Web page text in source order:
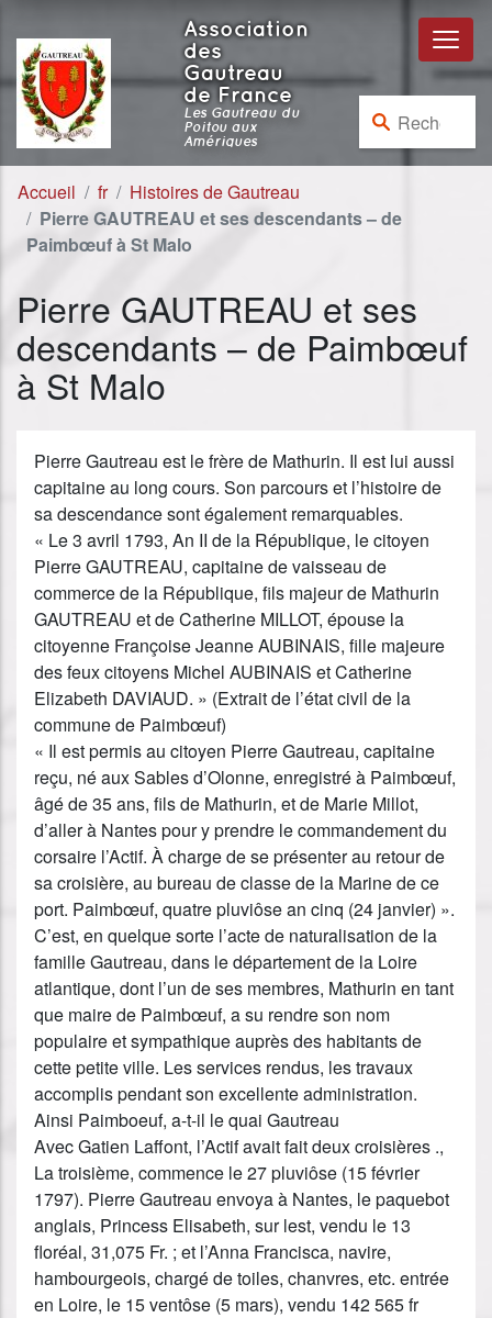
Association
des
Gautreau
de France
Les Gautreau du
Poitou aux
Amériques
Rechercher :
Accueil fr
Histoires de Gautreau
Pierre GAUTREAU et ses descendants – de
Paimbœuf à St Malo
Pierre GAUTREAU et ses
descendants – de Paimbœuf
à St Malo
Pierre Gautreau est le frère de Mathurin. Il est lui aussi
capitaine au long cours. Son parcours et l’histoire de
sa descendance sont également remarquables.
« Le 3 avril 1793, An II de la République, le citoyen
Pierre GAUTREAU, capitaine de vaisseau de
commerce de la République, fils majeur de Mathurin
GAUTREAU et de Catherine MILLOT, épouse la
citoyenne Françoise Jeanne AUBINAIS, fille majeure
des feux citoyens Michel AUBINAIS et Catherine
Elizabeth DAVIAUD. » (Extrait de l’état civil de la
commune de Paimbœuf)
« Il est permis au citoyen Pierre Gautreau, capitaine
reçu, né aux Sables d’Olonne, enregistré à Paimbœuf,
âgé de 35 ans, fils de Mathurin, et de Marie Millot,
d’aller à Nantes pour y prendre le commandement du
corsaire l’Actif. À charge de se présenter au retour de
sa croisière, au bureau de classe de la Marine de ce
port. Paimbœuf, quatre pluviôse an cinq (24 janvier) ».
C’est, en quelque sorte l’acte de naturalisation de la
famille Gautreau, dans le département de la Loire
atlantique, dont l’un de ses membres, Mathurin en tant
que maire de Paimbœuf, a su rendre son nom
populaire et sympathique auprès des habitants de
cette petite ville. Les services rendus, les travaux
accomplis pendant son excellente administration.
Ainsi Paimboeuf, a-t-il le quai Gautreau
Avec Gatien Laffont, l’Actif avait fait deux croisières .,
La troisième, commence le 27 pluviôse (15 février
1797). Pierre Gautreau envoya à Nantes, le paquebot
anglais, Princess Elisabeth, sur lest, vendu le 13
floréal, 31,075 Fr. ; et l’Anna Francisca, navire,
hambourgeois, chargé de toiles, chanvres, etc. entrée
en Loire, le 15 ventôse (5 mars), vendu 142 565 fr